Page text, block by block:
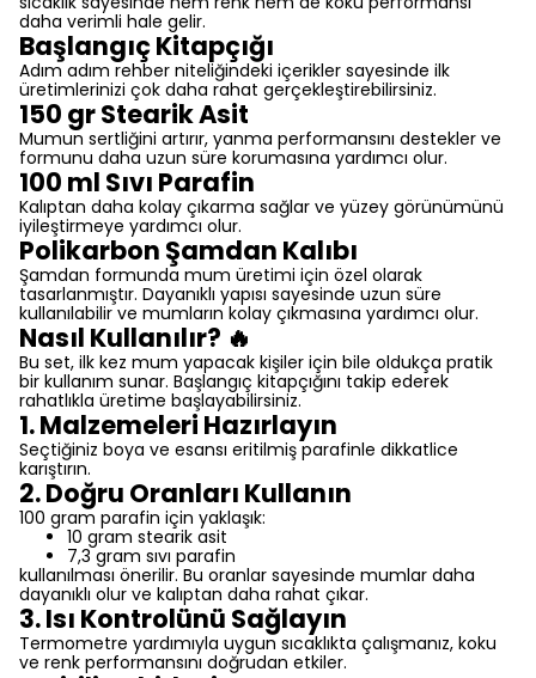
daha verimli hale gelir.
Başlangıç Kitapçığı
Adım adım rehber niteliğindeki içerikler sayesinde ilk
üretimlerinizi çok daha rahat gerçekleştirebilirsiniz.
150 gr Stearik Asit
Mumun sertliğini artırır, yanma performansını destekler ve
formunu daha uzun süre korumasına yardımcı olur.
100 ml Sıvı Parafin
Kalıptan daha kolay çıkarma sağlar ve yüzey görünümünü
iyileştirmeye yardımcı olur.
Polikarbon Şamdan Kalıbı
Şamdan formunda mum üretimi için özel olarak
tasarlanmıştır. Dayanıklı yapısı sayesinde uzun süre
kullanılabilir ve mumların kolay çıkmasına yardımcı olur.
Nasıl Kullanılır? 🔥
Bu set, ilk kez mum yapacak kişiler için bile oldukça pratik
bir kullanım sunar. Başlangıç kitapçığını takip ederek
rahatlıkla üretime başlayabilirsiniz.
1. Malzemeleri Hazırlayın
Seçtiğiniz boya ve esansı eritilmiş parafinle dikkatlice
karıştırın.
2. Doğru Oranları Kullanın
100 gram parafin için yaklaşık:
10 gram stearik asit
7,3 gram sıvı parafin
kullanılması önerilir. Bu oranlar sayesinde mumlar daha
dayanıklı olur ve kalıptan daha rahat çıkar.
3. Isı Kontrolünü Sağlayın
Termometre yardımıyla uygun sıcaklıkta çalışmanız, koku
ve renk performansını doğrudan etkiler.